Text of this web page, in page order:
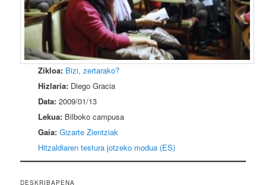
Zikloa: Bizi, zertarako?
Hizlaria: Diego Gracia
Data: 2009/01/13
Lekua: Bilboko campusa
Gaia: Gizarte Zientziak
Hitzaldiaren testura jotzeko modua (ES)
DESKRIBAPENA